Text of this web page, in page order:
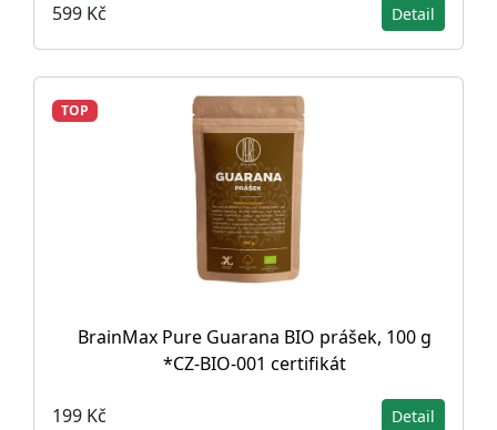
599 Kč Detail
TOP
BrainMax Pure Guarana BIO prášek, 100 g
*CZ-BIO-001 certifikát
199 Kč Detail